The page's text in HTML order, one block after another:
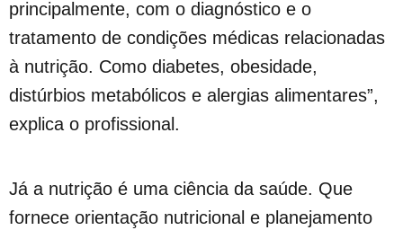
principalmente, com o diagnóstico e o
tratamento de condições médicas relacionadas
à nutrição. Como diabetes, obesidade,
distúrbios metabólicos e alergias alimentares”,
explica o profissional.
Já a nutrição é uma ciência da saúde. Que
fornece orientação nutricional e planejamento